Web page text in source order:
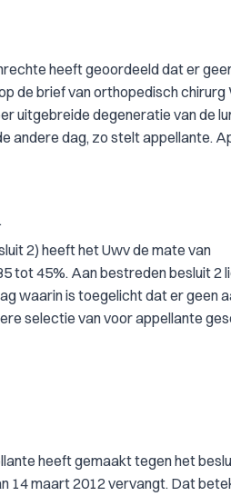
heeft geoordeeld dat er
de brief van orthopedisch chirurg
uitgebreide degeneratie van de
andere dag, zo stelt appellante.
2) heeft het Uwv de mate van
tot 45%. Aan bestreden besluit 2
waarin is toegelicht dat er geen
selectie van voor appellante
heeft gemaakt tegen het
14 maart 2012 vervangt. Dat